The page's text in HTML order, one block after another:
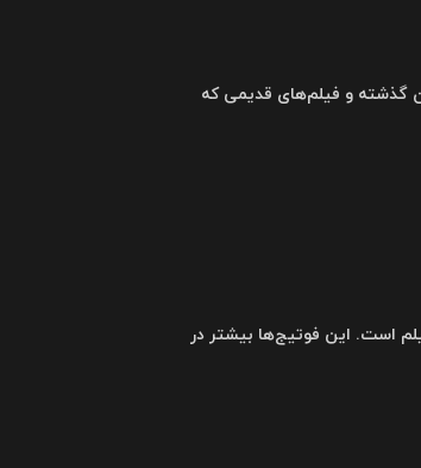
گذشته و فیلم‌های قدیمی که
است. این فوتیج‌ها بیشتر در